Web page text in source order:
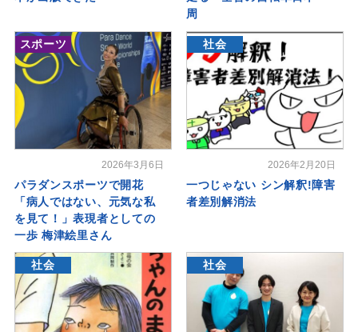
周
スポーツ
2026年3月6日
パラダンスポーツで開花
「病人ではない、元気な私
を見て！」表現者としての
一歩 梅津絵里さん
社会
2026年2月20日
一つじゃない シン解釈!障害
者差別解消法
社会 社会